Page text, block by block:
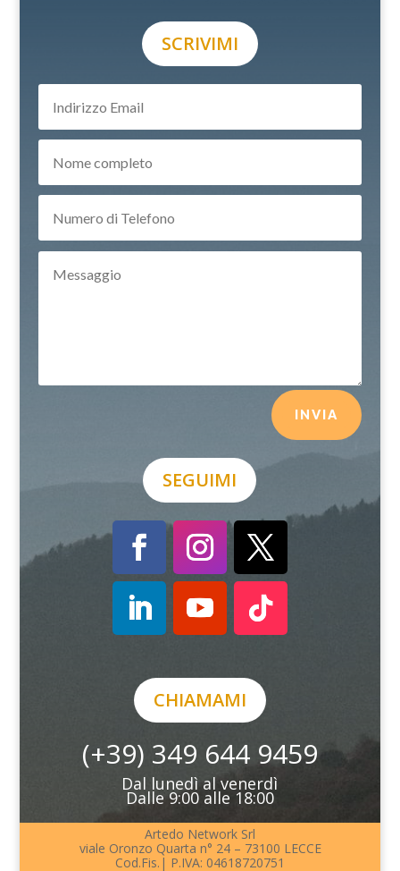
SCRIVIMI
INVIA
SEGUIMI
CHIAMAMI
(+39) 349 644 9459
Dal lunedì al venerdì
Dalle 9:00 alle 18:00
Artedo Network Srl
viale Oronzo Quarta n° 24 – 73100 LECCE
Cod.Fis.| P.IVA: 04618720751